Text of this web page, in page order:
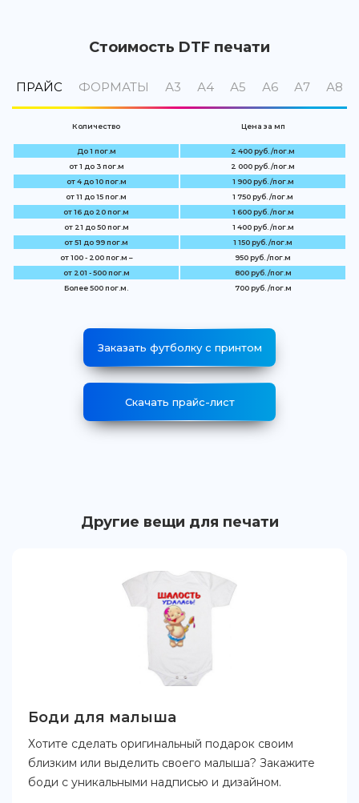
Стоимость DTF печати
ПРАЙС ФОРМАТЫ А3 А4 А5 А6 А7 А8
Количество Цена за мп
До 1 пог.м
2 400 руб. /пог.м
от 1 до 3 пог.м
2 000 руб. /пог.м
от 4 до 10 пог.м
1 900 руб. /пог.м
от 11 до 15 пог.м
1 750 руб. /пог.м
от 16 до 20 пог.м
1 600 руб. /пог.м
от 21 до 50 пог.м
1 400 руб. /пог.м
от 51 до 99 пог.м
1 150 руб. /пог.м
от 100 - 200 пог.м –
950 руб. /пог.м
от 201 - 500 пог.м
800 руб. /пог.м
Более 500 пог.м.
700 руб. /пог.м
Заказать футболку с принтом
Скачать прайс-лист
Другие вещи для печати
Боди для малыша
Хотите сделать оригинальный подарок своим
близким или выделить своего малыша? Закажите
боди с уникальными надписью и дизайном.